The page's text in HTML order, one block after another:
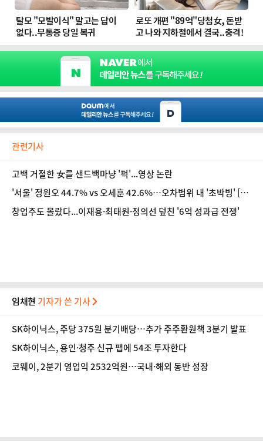
관련기사
고백 거절한 女를 샌드백마냥 '퍽'...영상 논란
'서울' 정원오 44.7% vs 오세훈 42.6%…오차범위 내 '초박빙' [여
론조사공정]
창업주도 몰랐다...이재용·최태원·정의선 덮친 '6억 성과급 전쟁'
임채현 기자가 쓴 기사
SK하이닉스, 주당 375원 분기배당…추가 주주환원책 3분기 발표
SK하이닉스, 용인·청주 신규 팹에 54조 투자한다
코웨이, 2분기 영업익 2532억원…국내·해외 동반 성장